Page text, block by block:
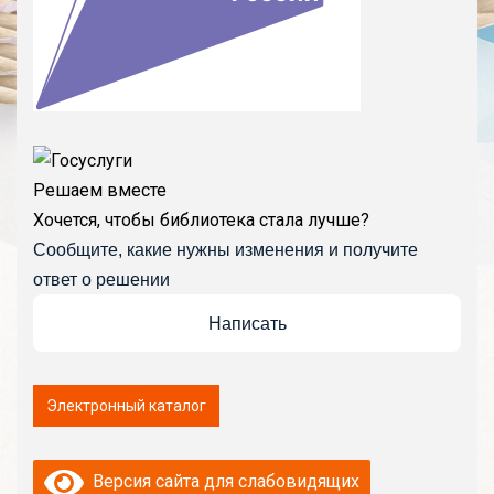
Решаем вместе
Хочется, чтобы библиотека стала лучше?
Сообщите, какие нужны изменения и получите
ответ о решении
Написать
Версия сайта для слабовидящих